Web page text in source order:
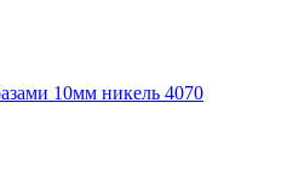
10мм никель 4070